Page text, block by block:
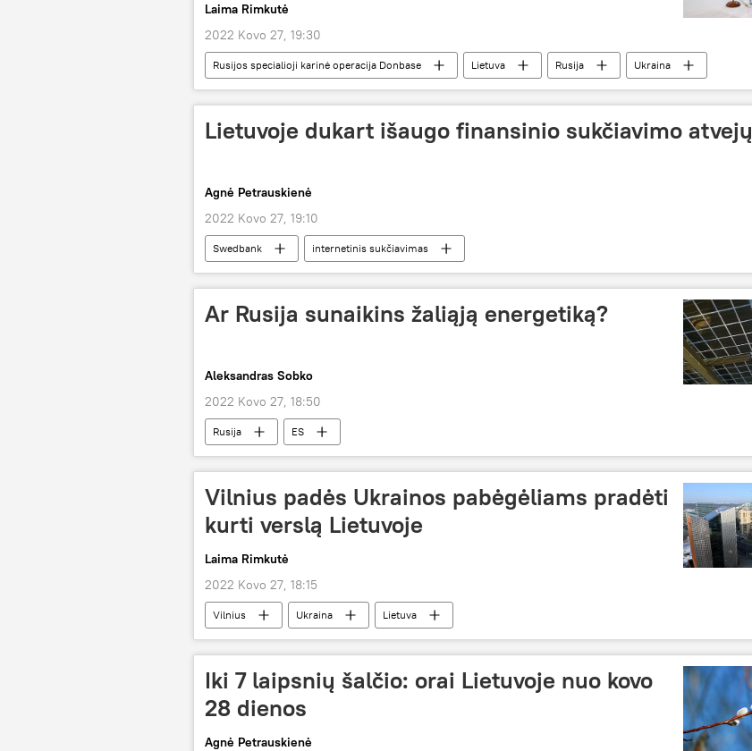
Laima Rimkutė
2022 Kovo 27, 19:30
Rusijos specialioji karinė operacija Donbase Lietuva Rusija Ukraina
Lietuvoje dukart išaugo finansinio sukčiavimo atvejų
Agnė Petrauskienė
2022 Kovo 27, 19:10
Swedbank internetinis sukčiavimas
Ar Rusija sunaikins žaliąją energetiką?
Aleksandras Sobko
2022 Kovo 27, 18:50
Rusija ES
Vilnius padės Ukrainos pabėgėliams pradėti
kurti verslą Lietuvoje
Laima Rimkutė
2022 Kovo 27, 18:15
Vilnius Ukraina Lietuva
Iki 7 laipsnių šalčio: orai Lietuvoje nuo kovo
28 dienos
Agnė Petrauskienė